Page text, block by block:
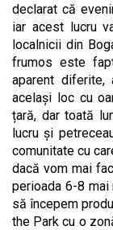
declarat că
iar acest lucru
localnicii din
frumos este
aparent
același loc cu
țară, dar toată
lucru și
comunitate cu
dacă vom mai
perioada 6-8 mai
să începem
the Park cu o